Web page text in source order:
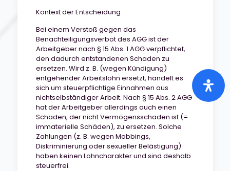
Kontext der Entscheidung
Bei einem Verstoß gegen das
Benachteiligungsverbot des AGG ist der
Arbeitgeber nach § 15 Abs. 1 AGG verpflichtet,
den dadurch entstandenen Schaden zu
ersetzen. Wird z. B. (wegen Kündigung)
entgehender Arbeitslohn ersetzt, handelt es
sich um steuerpflichtige Einnahmen aus
nichtselbständiger Arbeit. Nach § 15 Abs. 2 AGG
hat der Arbeitgeber allerdings auch einen
Schaden, der nicht Vermögensschaden ist (=
immaterielle Schäden), zu ersetzen. Solche
Zahlungen (z. B. wegen Mobbings,
Diskriminierung oder sexueller Belästigung)
haben keinen Lohncharakter und sind deshalb
steuerfrei.